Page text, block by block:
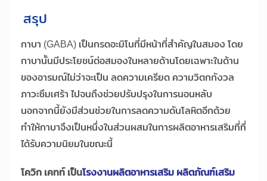
สรุป
กาบา (GABA) เป็นกรดอะมิโนที่มีหน้าที่สำคัญในสมอง โดย
กาบานั้นมีประโยชน์ต่อสมองในหลายด้านโดยเฉพาะในด้าน
ของอารมณ์ไม่ว่าจะเป็น ลดความเครียด ความวิตกกังวล
ภาวะซึมเศร้า ไปจนถึงช่วยปรับปรุงในการนอนหลับ
นอกจากนี้ยังมีส่วนช่วยในการลดความดันโลหิตอีกด้วย
ทำให้กาบาจึงเป็นหนึ่งในส่วนผสมในการผลิตอาหารเสริมที่ที่
ได้รับความนิยมในขณะนี้
โควิก เคทท์ เป็นโรงงานผลิตอาหารเสริม ผลิตภัณฑ์เสริม